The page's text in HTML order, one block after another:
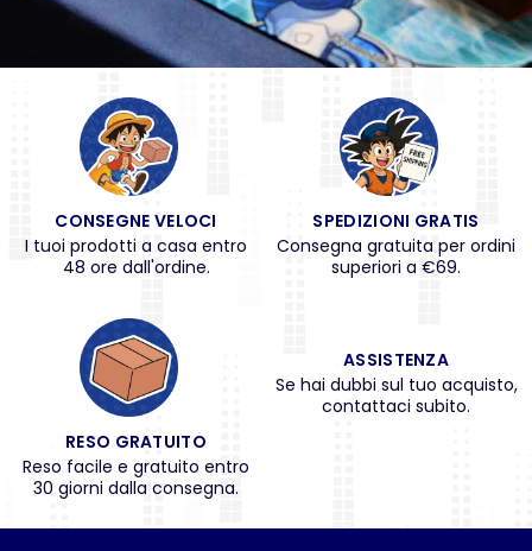
CONSEGNE VELOCI
I tuoi prodotti a casa entro
48 ore dall'ordine.
SPEDIZIONI GRATIS
Consegna gratuita per ordini
superiori a €69.
RESO GRATUITO
Reso facile e gratuito entro
30 giorni dalla consegna.
ASSISTENZA
Se hai dubbi sul tuo acquisto,
contattaci subito.